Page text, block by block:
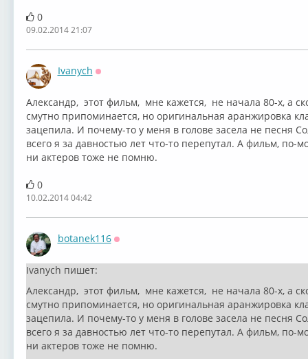
0
09.02.2014 21:07
Ivanych
Александр, этот фильм, мне кажется, не начала 80-х, а
смутно припоминается, но оригинальная аранжировка
зацепила. И почему-то у меня в голове засела не песня
всего я за давностью лет что-то перепутал. А фильм, по-
ни актеров тоже не помню.
0
10.02.2014 04:42
botanek116
Ivanych пишет:
Александр, этот фильм, мне кажется, не начала 80-х, а
смутно припоминается, но оригинальная аранжировка
зацепила. И почему-то у меня в голове засела не песня
всего я за давностью лет что-то перепутал. А фильм, по-
ни актеров тоже не помню.